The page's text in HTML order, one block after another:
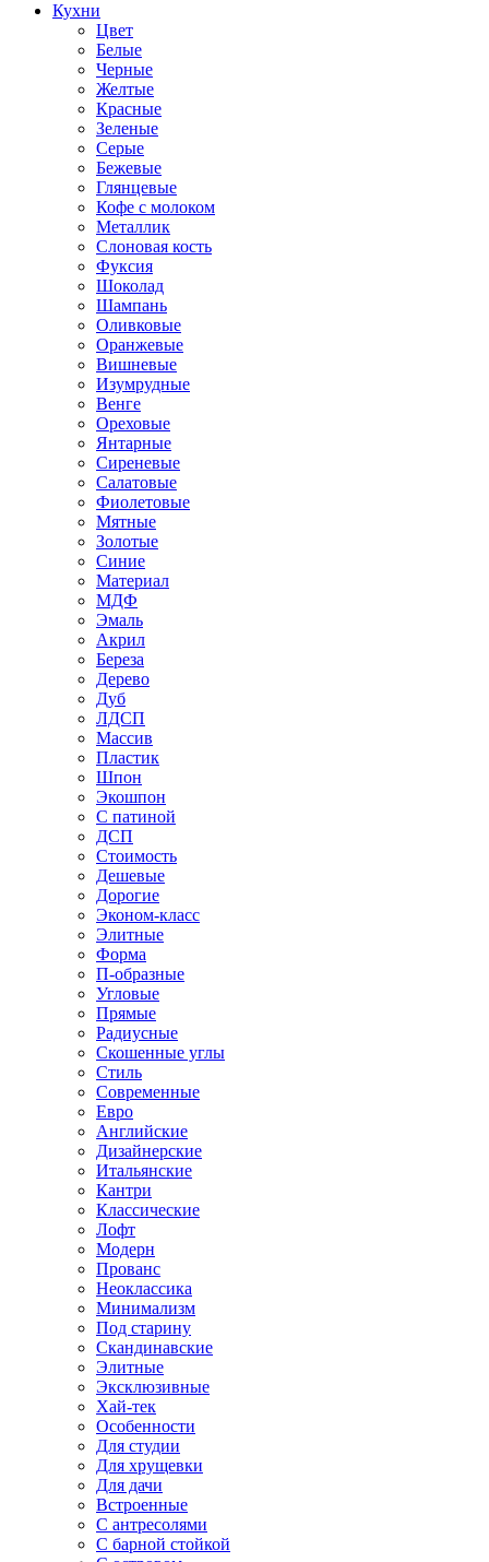
Кухни
Цвет
Белые
Черные
Желтые
Красные
Зеленые
Серые
Бежевые
Глянцевые
Кофе с молоком
Металлик
Слоновая кость
Фуксия
Шоколад
Шампань
Оливковые
Оранжевые
Вишневые
Изумрудные
Венге
Ореховые
Янтарные
Сиреневые
Салатовые
Фиолетовые
Мятные
Золотые
Синие
Материал
МДФ
Эмаль
Акрил
Береза
Дерево
Дуб
ЛДСП
Массив
Пластик
Шпон
Экошпон
С патиной
ДСП
Стоимость
Дешевые
Дорогие
Эконом-класс
Элитные
Форма
П-образные
Угловые
Прямые
Радиусные
Скошенные углы
Стиль
Современные
Евро
Английские
Дизайнерские
Итальянские
Кантри
Классические
Лофт
Модерн
Прованс
Неоклассика
Минимализм
Под старину
Скандинавские
Элитные
Эксклюзивные
Хай-тек
Особенности
Для студии
Для хрущевки
Для дачи
Встроенные
С антресолями
С барной стойкой